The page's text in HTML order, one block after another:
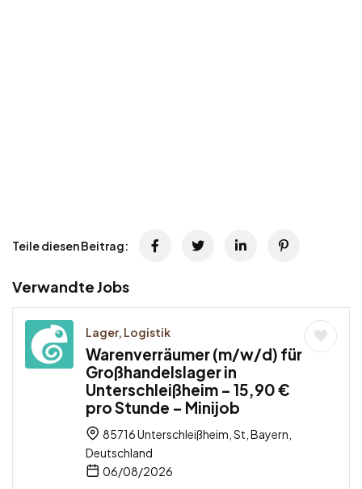
Teile diesen Beitrag:
Verwandte Jobs
Lager, Logistik
Warenverräumer (m/w/d) für
Großhandelslager in
Unterschleißheim – 15,90 €
pro Stunde – Minijob
85716 Unterschleißheim, St, Bayern,
Deutschland
06/08/2026